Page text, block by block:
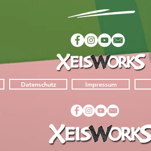
Datenschutz Impressum